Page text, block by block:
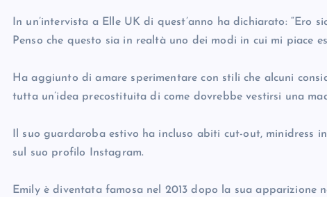
In un’intervista a Elle UK di quest’anno ha dichiarato:
Penso che questo sia in realtà uno dei modi in cui mi piace
Ha aggiunto di amare sperimentare con stili che alcuni
tutta un’idea precostituita di come dovrebbe vestirsi una
Il suo guardaroba estivo ha incluso abiti cut-out,
sul suo profilo Instagram.
Emily è diventata famosa nel 2013 dopo la sua apparizione